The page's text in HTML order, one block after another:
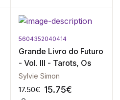
5604352040414
Grande Livro do Futuro
- Vol. III - Tarots, Os
Sylvie Simon
17.50€ 15.75€